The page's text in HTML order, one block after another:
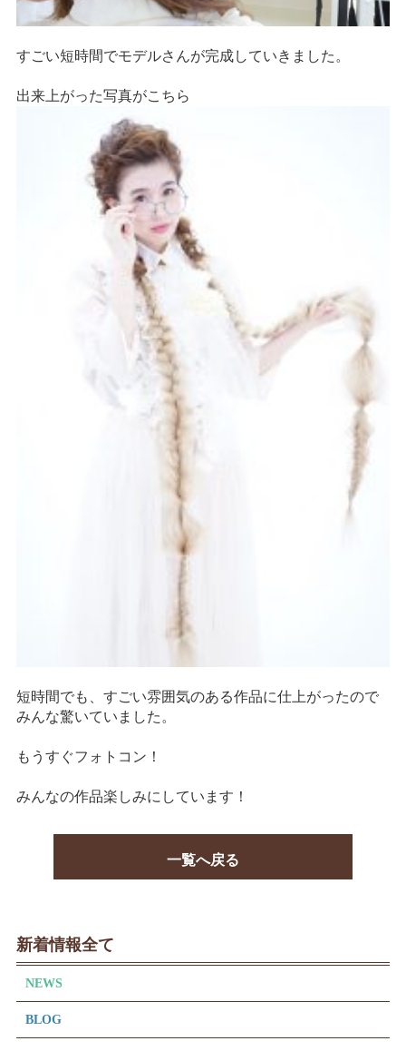
すごい短時間でモデルさんが完成していきました。
出来上がった写真がこちら
短時間でも、すごい雰囲気のある作品に仕上がったので
みんな驚いていました。
もうすぐフォトコン！
みんなの作品楽しみにしています！
一覧へ戻る
新着情報全て
NEWS
BLOG